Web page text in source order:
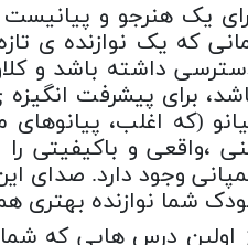
یک هنرجو و
که یک نوازنده ی
داشته باشد و
برای پیشرفت
،واقعی و باکیفیتی
وجود دارد. صدای
شما نوازنده بهتری
اولین درس هایی که